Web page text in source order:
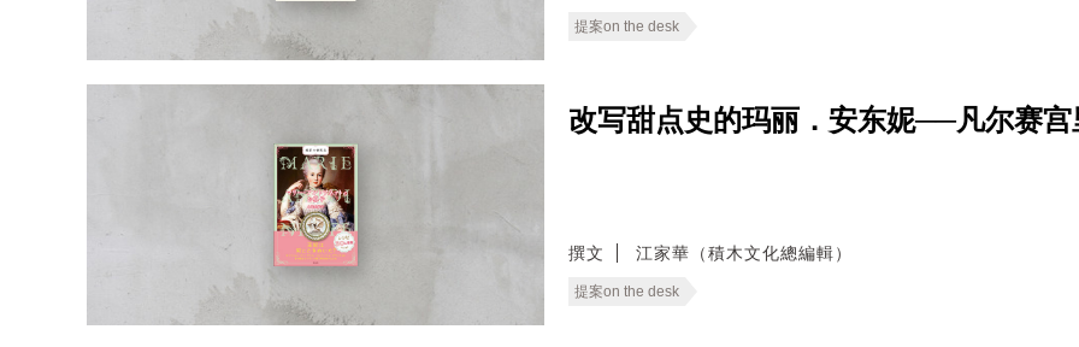
提案on the desk
改写甜点史的玛丽．安东妮──凡尔赛
撰文 江家華（積木文化總編輯）
提案on the desk